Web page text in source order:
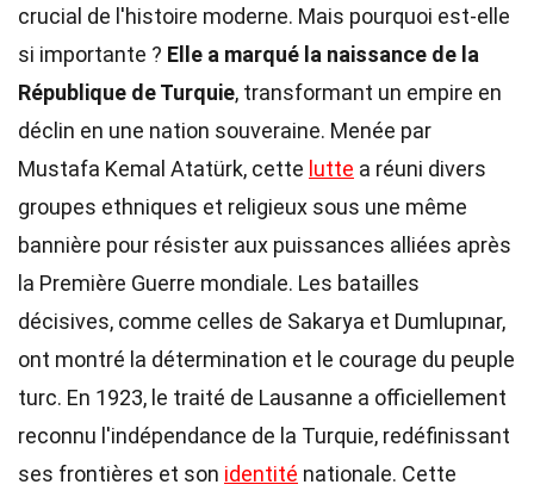
crucial de l'histoire moderne. Mais pourquoi est-elle
si importante ? Elle a marqué la naissance de la
République de Turquie, transformant un empire en
déclin en une nation souveraine. Menée par
Mustafa Kemal Atatürk, cette lutte a réuni divers
groupes ethniques et religieux sous une même
bannière pour résister aux puissances alliées après
la Première Guerre mondiale. Les batailles
décisives, comme celles de Sakarya et Dumlupınar,
ont montré la détermination et le courage du peuple
turc. En 1923, le traité de Lausanne a officiellement
reconnu l'indépendance de la Turquie, redéfinissant
ses frontières et son identité nationale. Cette